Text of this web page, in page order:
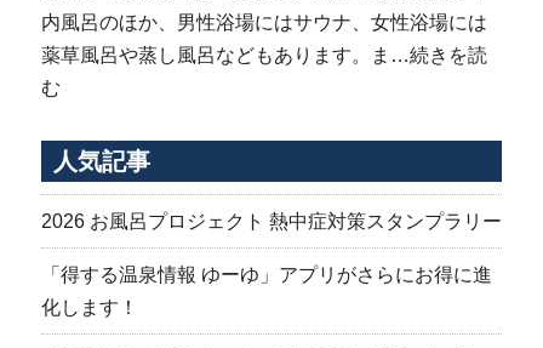
内風呂のほか、男性浴場にはサウナ、女性浴場には
薬草風呂や蒸し風呂などもあります。ま…続きを読
む
人気記事
2026 お風呂プロジェクト 熱中症対策スタンプラリー
「得する温泉情報 ゆーゆ」アプリがさらにお得に進
化します！